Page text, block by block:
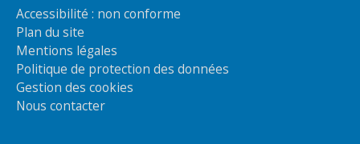
Accessibilité : non conforme
Plan du site
Mentions légales
Politique de protection des données
Gestion des cookies
Nous contacter